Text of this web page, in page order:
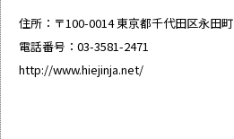
住所：〒100-0014 東京都千代田区永田
電話番号：03-3581-2471
http://www.hiejinja.net/